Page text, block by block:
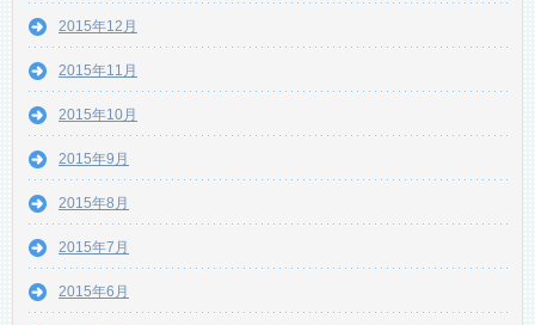
2015年12月
2015年11月
2015年10月
2015年9月
2015年8月
2015年7月
2015年6月